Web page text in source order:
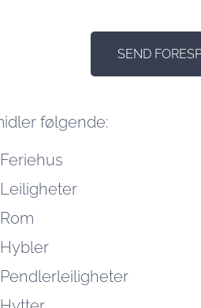
SEND
følgende:
Feriehus
Leiligheter
Rom
Hybler
Pendlerleiligheter